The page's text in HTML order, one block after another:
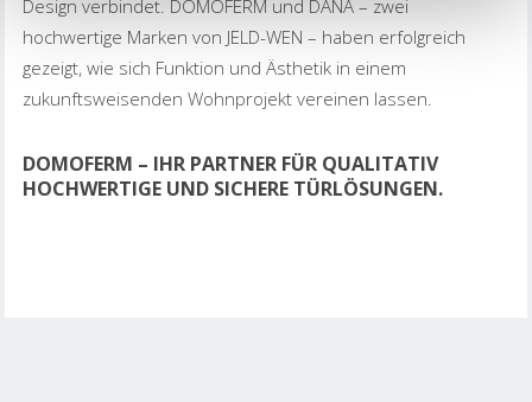
Design verbindet. DOMOFERM und DANA – zwei
hochwertige Marken von JELD-WEN – haben erfolgreich
gezeigt, wie sich Funktion und Ästhetik in einem
zukunftsweisenden Wohnprojekt vereinen lassen.
DOMOFERM – IHR PARTNER FÜR QUALITATIV
HOCHWERTIGE UND SICHERE TÜRLÖSUNGEN.